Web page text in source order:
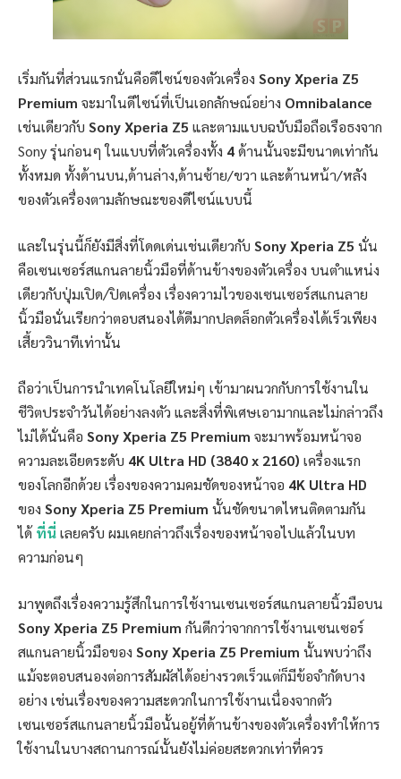
เริ่มกันที่ส่วนแรกนั่นคือดีไซน์ของตัวเครื่อง Sony Xperia Z5
Premium จะมาในดีไซน์ที่เป็นเอกลักษณ์อย่าง Omnibalance
เช่นเดียวกับ Sony Xperia Z5 และตามแบบฉบับมือถือเรือธงจาก
Sony รุ่นก่อนๆ ในแบบที่ตัวเครื่องทั้ง 4ด้านนั้นจะมีขนาดเท่ากัน
ทั้งหมด ทั้งด้านบน,ด้านล่าง,ด้านซ้าย/ขวา และด้านหน้า/หลัง
ของตัวเครื่องตามลักษณะของดีไซน์แบบนี้
และในรุ่นนี้ก็ยังมีสิ่งที่โดดเด่นเช่นเดียวกับ Sony Xperia Z5 นั่น
คือเซนเซอร์สแกนลายนิ้วมือที่ด้านข้างของตัวเครื่อง บนตำแหน่ง
เดียวกับปุ่มเปิด/ปิดเครื่อง เรื่องความไวของเซนเซอร์สแกนลาย
นิ้วมือนั่นเรียกว่าตอบสนองได้ดีมากปลดล็อกตัวเครื่องได้เร็วเพียง
เสี้ยววินาทีเท่านั้น
ถือว่าเป็นการนำเทคโนโลยีใหม่ๆ เข้ามาผนวกกับการใช้งานใน
ชีวิตประจำวันได้อย่างลงตัว และสิ่งที่พิเศษเอามากและไม่กล่าวถึง
ไม่ได้นั่นคือ Sony Xperia Z5 Premium จะมาพร้อมหน้าจอ
ความละเอียดระดับ 4K Ultra HD (3840 x 2160) เครื่องแรก
ของโลกอีกด้วย เรื่องของความคมชัดของหน้าจอ 4K Ultra HD
ของ Sony Xperia Z5 Premium นั้นชัดขนาดไหนติดตามกัน
ได้ ที่นี่เลยครับ ผมเคยกล่าวถึงเรื่องของหน้าจอไปแล้วในบท
ความก่อนๆ
มาพูดถึงเรื่องความรู้สึกในการใช้งานเซนเซอร์สแกนลายนิ้วมือบน
Sony Xperia Z5 Premium กันดีกว่าจากการใช้งานเซนเซอร์
สแกนลายนิ้วมือของ Sony Xperia Z5 Premium นั้นพบว่าถึง
แม้จะตอบสนองต่อการสัมผัสได้อย่างรวดเร็วแต่ก็มีข้อจำกัดบาง
อย่าง เช่นเรื่องของความสะดวกในการใช้งานเนื่องจากตัว
เซนเซอร์สแกนลายนิ้วมือนั้นอยู้ที่ด้านข้างของตัวเครื่องทำให้การ
ใช้งานในบางสถานการณ์นั้นยังไม่ค่อยสะดวกเท่าที่ควร